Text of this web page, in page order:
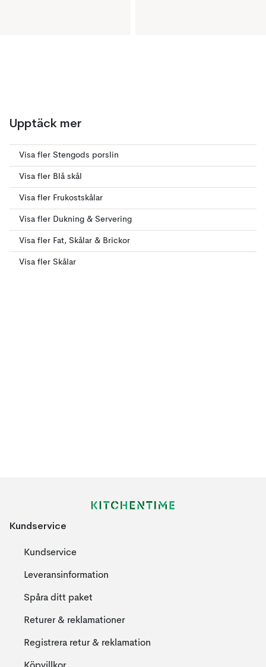
Upptäck mer
Visa fler Stengods porslin
Visa fler Blå skål
Visa fler Frukostskålar
Visa fler Dukning & Servering
Visa fler Fat, Skålar & Brickor
Visa fler Skålar
Kundservice
Kundservice
Leveransinformation
Spåra ditt paket
Returer & reklamationer
Registrera retur & reklamation